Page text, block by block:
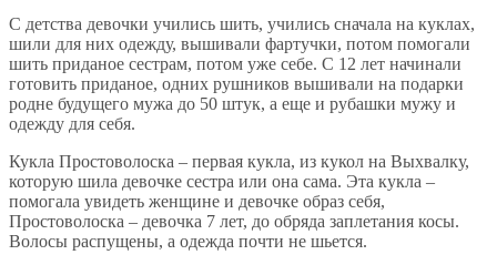
С детства девочки учились шить, учились сначала на куклах,
шили для них одежду, вышивали фартучки, потом помогали
шить приданое сестрам, потом уже себе. С 12 лет начинали
готовить приданое, одних рушников вышивали на подарки
родне будущего мужа до 50 штук, а еще и рубашки мужу и
одежду для себя.
Кукла Простоволоска – первая кукла, из кукол на Выхвалку,
которую шила девочке сестра или она сама. Эта кукла –
помогала увидеть женщине и девочке образ себя,
Простоволоска – девочка 7 лет, до обряда заплетания косы.
Волосы распущены, а одежда почти не шьется.